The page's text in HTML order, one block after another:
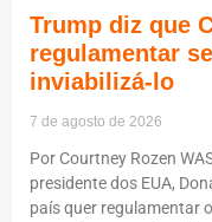
Trump diz que
regulamentar
inviabilizá-lo
7 de agosto de 2026
Por Courtney Rozen
presidente dos EUA,
país quer regulamentar